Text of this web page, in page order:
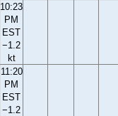
10:23
PM
EST
−1.2
kt
11:20
PM
EST
−1.2